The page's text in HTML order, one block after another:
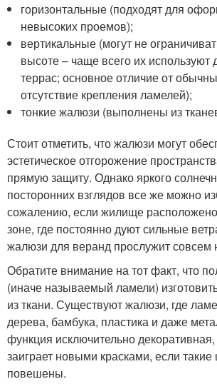
горизонтальные (подходят для
невысоких проемов);
вертикальные (могут не
высоте – чаще всего их используют
террас; основное отличие от
отсутствие крепления ламелей);
тонкие жалюзи (выполнены из
Стоит отметить, что жалюзи могут
эстетическое отгорожение
прямую защиту. Однако яркого
посторонних взглядов все же можно
сожалению, если жилище расположено
зоне, где постоянно дуют сильные
жалюзи для веранд прослужит совсем
Обратите внимание на тот факт, что
(иначе называемый ламели)
из ткани. Существуют жалюзи, где
дерева, бамбука, пластика и даже
функция исключительно
заиграет новыми красками, если
повешены.